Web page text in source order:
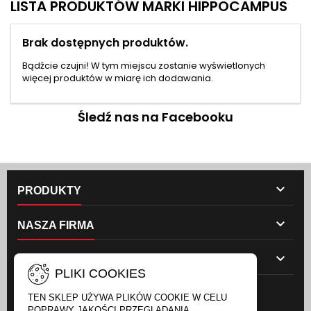
LISTA PRODUKTÓW MARKI HIPPOCAMPUS
Brak dostępnych produktów.
Bądźcie czujni! W tym miejscu zostanie wyświetlonych
więcej produktów w miarę ich dodawania.
Śledź nas na Facebooku
PRODUKTY 
NASZA FIRMA 

PLIKI COOKIES
TEN SKLEP UŻYWA PLIKÓW COOKIE W CELU
NEWSLETTER